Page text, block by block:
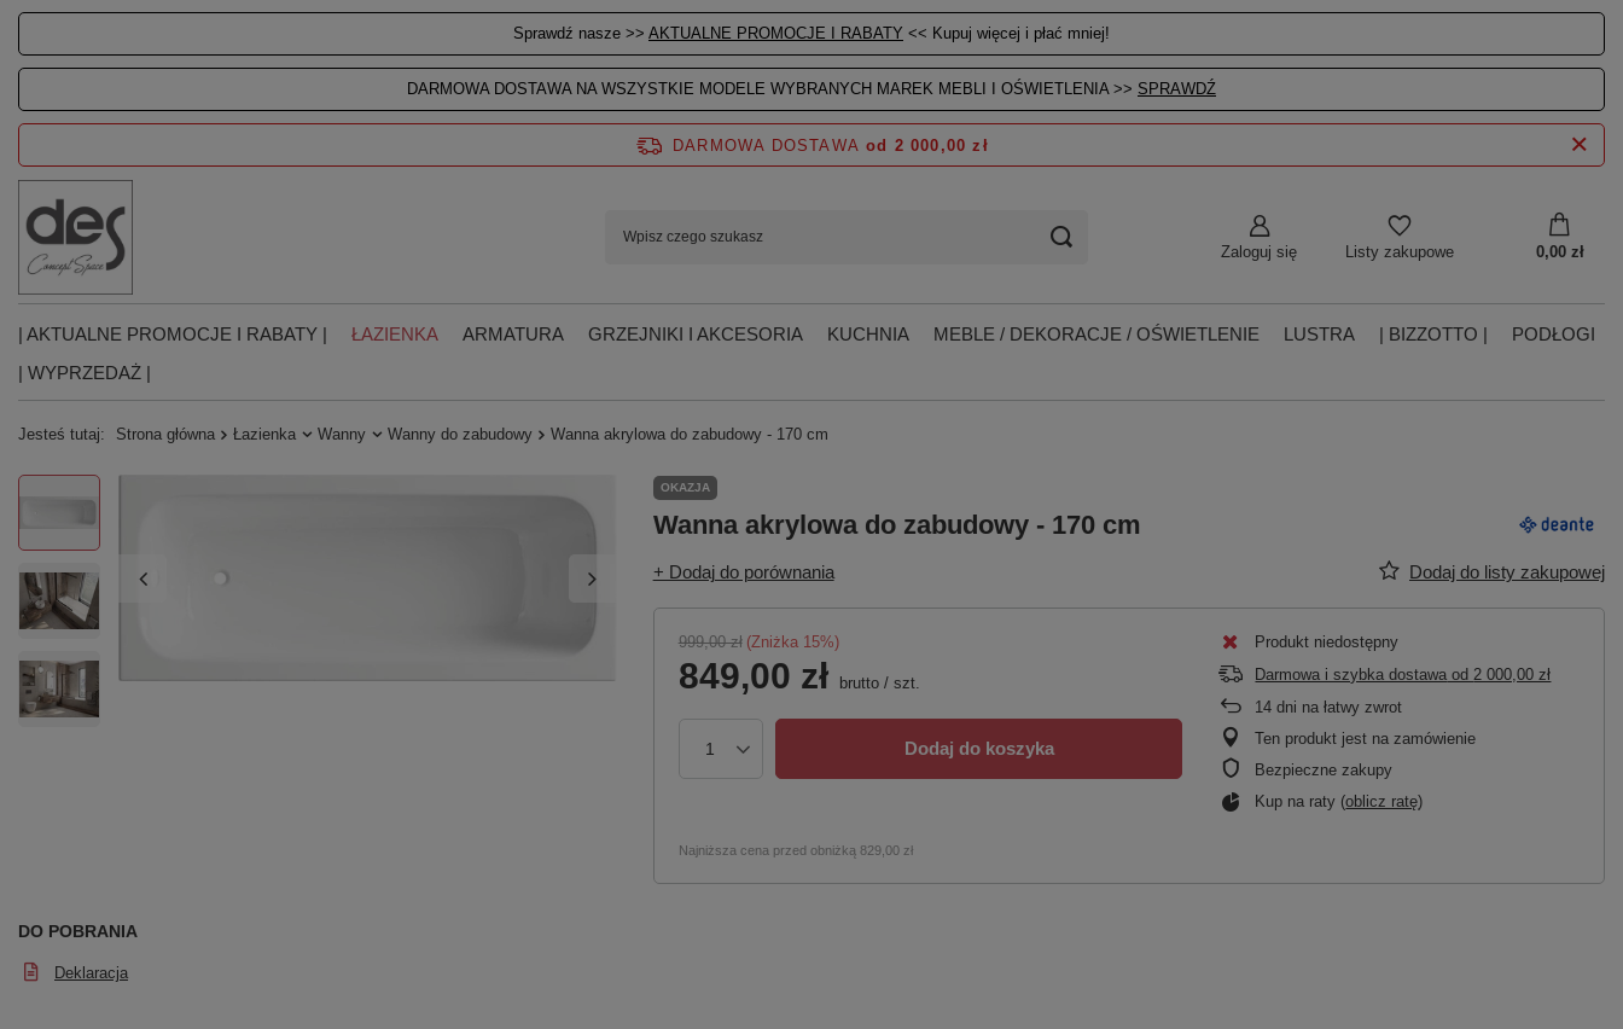
Sprawdź nasze >> AKTUALNE PROMOCJE I RABATY << Kupuj więcej i płać mniej!
DARMOWA DOSTAWA NA WSZYSTKIE MODELE WYBRANYCH MAREK MEBLI I OŚWIETLENIA >> SPRAWDŹ
Zaloguj się Listy zakupowe 0,00 zł
DARMOWA DOSTAWA od 2 000,00 zł
| AKTUALNE PROMOCJE I RABATY | ŁAZIENKA ARMATURA GRZEJNIKI I AKCESORIA KUCHNIA MEBLE / DEKORACJE / OŚWIETLENIE LUSTRA | BIZZOTTO |
PODŁOGI
| WYPRZEDAŻ |
Jesteś tutaj: Strona główna Łazienka Wanny Wanny do zabudowy Wanna akrylowa do zabudowy - 170 cm
OKAZJA
Wanna akrylowa do zabudowy - 170 cm
+ Dodaj do porównania Dodaj do listy zakupowej
999,00 zł (Zniżka 15%)
849,00 zł brutto/ szt.
Dodaj do koszyka
Produkt niedostępny
Darmowa i szybka dostawa od 2 000,00 zł
14 dni na łatwy zwrot
Ten produkt jest na zamówienie
Bezpieczne zakupy
Kup na raty (oblicz ratę)
Najniższa cena przed obniżką 829,00 zł
DO POBRANIA
Deklaracja